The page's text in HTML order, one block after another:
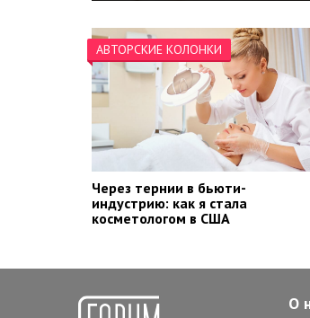
АВТОРСКИЕ КОЛОНКИ
Через тернии в бьюти-
индустрию: как я стала
косметологом в США
О